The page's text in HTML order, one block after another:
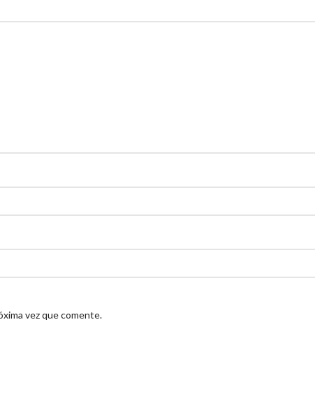
vez que comente.